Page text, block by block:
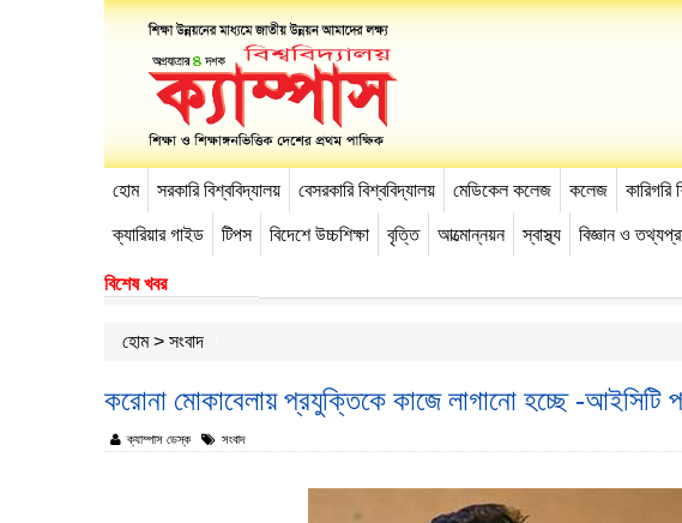
হোম সরকারি বিশ্ববিদ্যালয় বেসরকারি বিশ্ববিদ্যালয় মেডিকেল কলেজ কলেজ কারিগরি
ক্যারিয়ার গাইড টিপস বিদেশে উচ্চশিক্ষা বৃত্তি আত্মোন্নয়ন স্বাস্থ্য বিজ্ঞান ও
-->
বিশেষ খবর
হোম> সংবাদ
করোনা মোকাবেলায় প্রযুক্তিকে কাজে লাগানো হচ্ছে -আইসিটি
ক্যাম্পাস ডেস্ক সংবাদ